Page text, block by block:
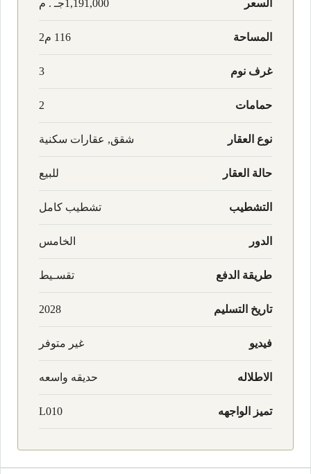
السعر 1,191,000جـ . م
المساحة 116 م2
غرف نوم 3
حمامات 2
نوع العقار شقق, عقارات سكنية
حالة العقار للبيع
التشطيب تشطيب كامل
الدور الخامس
طريقة الدفع تقسـيط
تاريخ التسليم 2028
فيديو غير متوفر
الاطلاله حديقه واسعه
تميز الواجهه L010